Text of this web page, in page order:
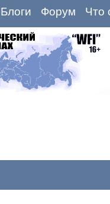
Блоги Форум Что